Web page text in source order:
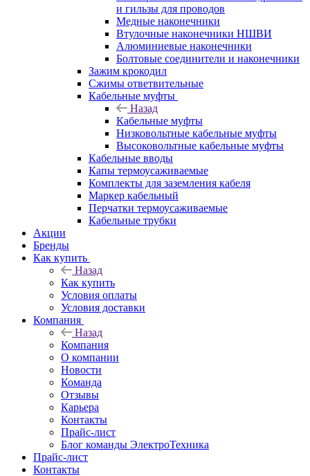
и гильзы для проводов
Медные наконечники
Втулочные наконечники НШВИ
Алюминиевые наконечники
Болтовые соединители и наконечники
Зажим крокодил
Сжимы ответвительные
Кабельные муфты
Назад
Кабельные муфты
Низковольтные кабельные муфты
Высоковольтные кабельные муфты
Кабельные вводы
Капы термоусаживаемые
Комплекты для заземления кабеля
Маркер кабельный
Перчатки термоусаживаемые
Кабельные трубки
Акции
Бренды
Как купить
Назад
Как купить
Условия оплаты
Условия доставки
Компания
Назад
Компания
О компании
Новости
Команда
Отзывы
Карьера
Контакты
Прайс-лист
Блог команды ЭлектроТехника
Прайс-лист
Контакты